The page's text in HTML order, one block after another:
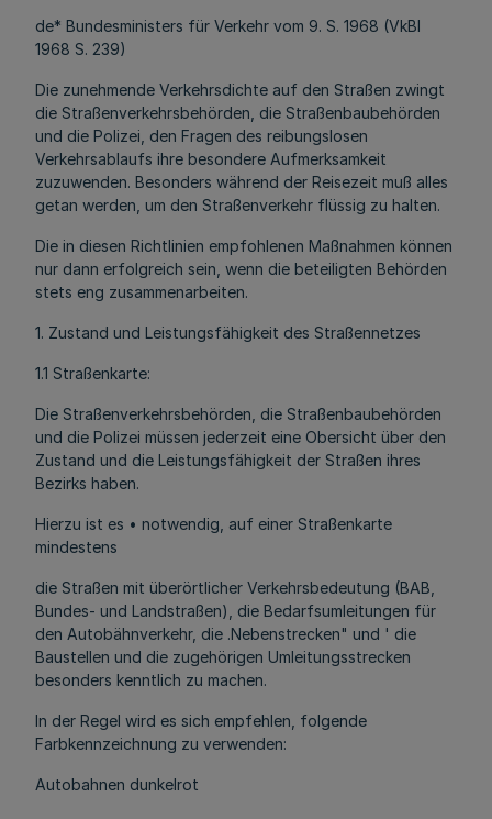
de* Bundesministers für Verkehr vom 9. S. 1968 (VkBl
1968 S. 239)
Die zunehmende Verkehrsdichte auf den Straßen zwingt
die Straßenverkehrsbehörden, die Straßenbaubehörden
und die Polizei, den Fragen des reibungslosen
Verkehrsablaufs ihre besondere Aufmerksamkeit
zuzuwenden. Besonders während der Reisezeit muß alles
getan werden, um den Straßenverkehr flüssig zu halten.
Die in diesen Richtlinien empfohlenen Maßnahmen können
nur dann erfolgreich sein, wenn die beteiligten Behörden
stets eng zusammenarbeiten.
1. Zustand und Leistungsfähigkeit des Straßennetzes
1.1 Straßenkarte:
Die Straßenverkehrsbehörden, die Straßenbaubehörden
und die Polizei müssen jederzeit eine Obersicht über den
Zustand und die Leistungsfähigkeit der Straßen ihres
Bezirks haben.
Hierzu ist es • notwendig, auf einer Straßenkarte
mindestens
die Straßen mit überörtlicher Verkehrsbedeutung (BAB,
Bundes- und Landstraßen), die Bedarfsumleitungen für
den Autobähnverkehr, die .Nebenstrecken" und ' die
Baustellen und die zugehörigen Umleitungsstrecken
besonders kenntlich zu machen.
In der Regel wird es sich empfehlen, folgende
Farbkennzeichnung zu verwenden:
Autobahnen dunkelrot